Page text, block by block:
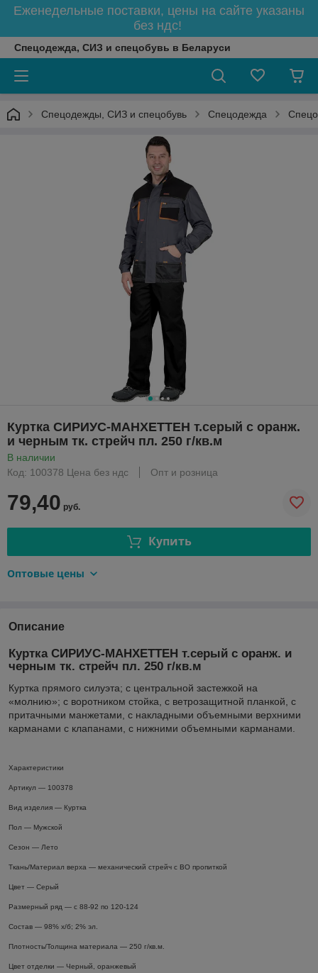
Еженедельные поставки, цены на сайте указаны
без ндс!
Спецодежда, СИЗ и спецобувь в Беларуси
Спецодежды, СИЗ и спецобувь Спецодежда
Куртка СИРИУС-МАНХЕТТЕН т.серый с оранж.
и черным тк. стрейч пл. 250 г/кв.м
В наличии
Код: 100378 Цена без ндс
Опт и розница
79,40 руб.
Купить
Оптовые цены
Описание
Куртка СИРИУС-МАНХЕТТЕН т.серый с оранж. и
черным тк. стрейч пл. 250 г/кв.м
Куртка прямого силуэта; с центральной застежкой на
«молнию»; с воротником стойка, с ветрозащитной планкой, с
притачными манжетами, с накладными объемными верхними
карманами с клапанами, с нижними объемными карманами.
Характеристики
Артикул — 100378
Вид изделия — Куртка
Пол — Мужской
Сезон — Лето
Ткань/Материал верха — механический стрейч с ВО пропиткой
Цвет — Серый
Размерный ряд — с 88-92 по 120-124
Состав — 98% х/б; 2% эл.
Плотность/Толщина материала — 250 г/кв.м.
Цвет отделки — Черный, оранжевый